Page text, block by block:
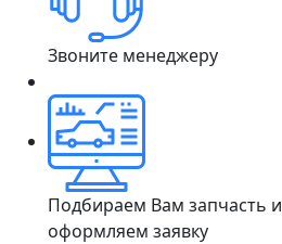
Звоните менеджеру
Подбираем Вам запчасть
оформляем заявку